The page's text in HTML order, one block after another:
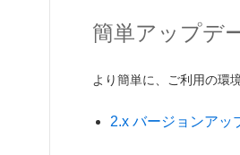
簡単アップデ
より簡単に、ご利用の環
2.x バージョンアッ